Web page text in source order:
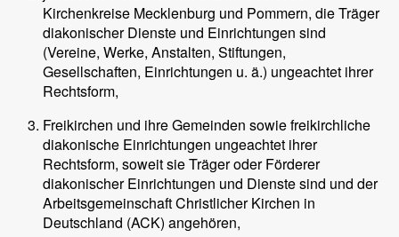
Kirchenkreise Mecklenburg und Pommern, die Träger
diakonischer Dienste und Einrichtungen sind
(Vereine, Werke, Anstalten, Stiftungen,
Gesellschaften, Einrichtungen u. ä.) ungeachtet ihrer
Rechtsform,
Freikirchen und ihre Gemeinden sowie freikirchliche
diakonische Einrichtungen ungeachtet ihrer
Rechtsform, soweit sie Träger oder Förderer
diakonischer Einrichtungen und Dienste sind und der
Arbeitsgemeinschaft Christlicher Kirchen in
Deutschland (ACK) angehören,